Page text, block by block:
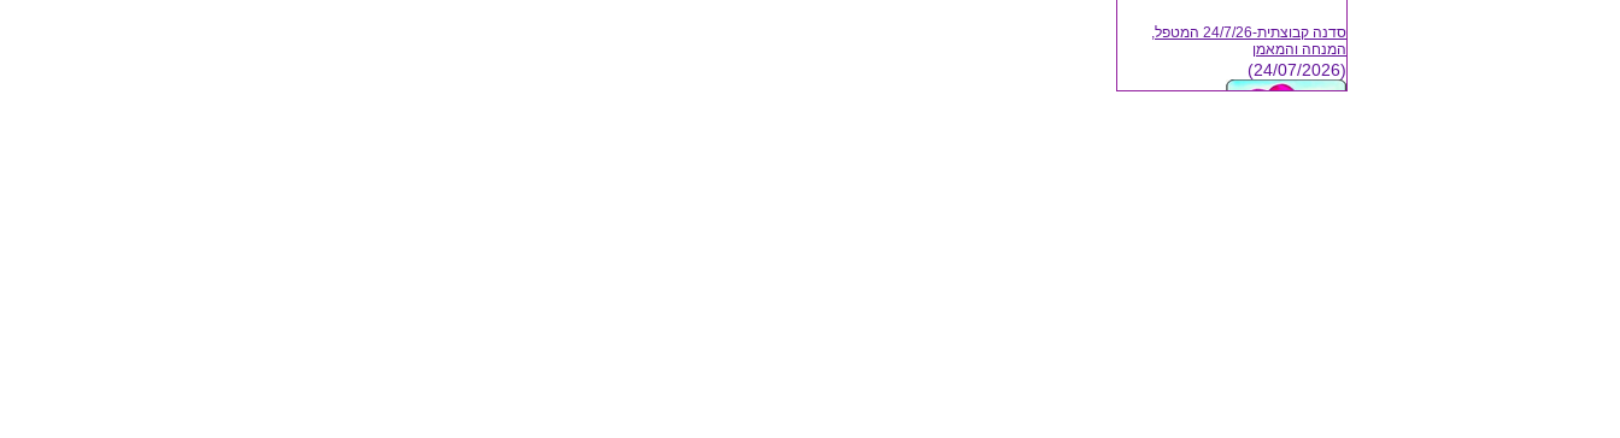
סדנה קבוצתית-24/7/26 המטפל,
המנחה והמאמן
(24/07/2026)